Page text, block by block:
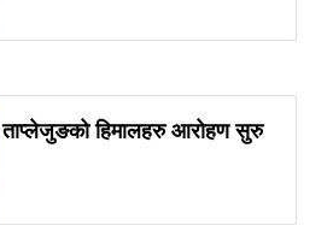
ताप्लेजुङको हिमालहरु आरोहण सुरु